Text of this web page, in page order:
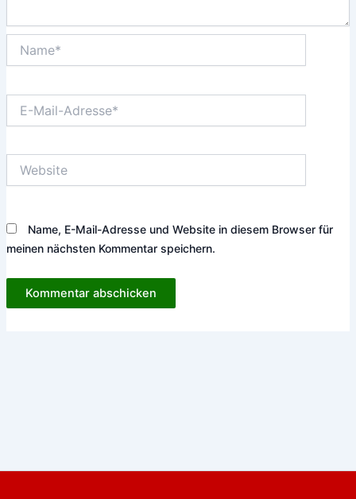
Mail-
Name, E-Mail-Adresse und Website in diesem Browser für
meinen nächsten Kommentar speichern.